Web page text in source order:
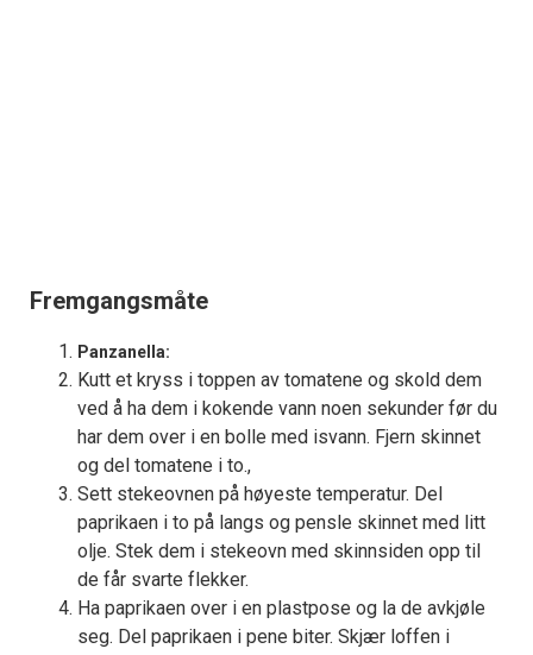
Fremgangsmåte
Panzanella:
Kutt et kryss i toppen av tomatene og skold dem
ved å ha dem i kokende vann noen sekunder før du
har dem over i en bolle med isvann. Fjern skinnet
og del tomatene i to.,
Sett stekeovnen på høyeste temperatur. Del
paprikaen i to på langs og pensle skinnet med litt
olje. Stek dem i stekeovn med skinnsiden opp til
de får svarte flekker.
Ha paprikaen over i en plastpose og la de avkjøle
seg. Del paprikaen i pene biter. Skjær loffen i